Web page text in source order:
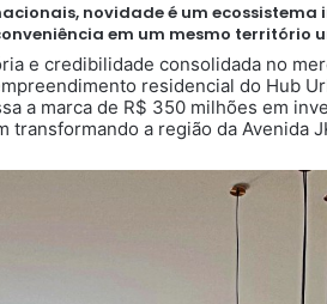
novidade é um
em um mesmo território
e credibilidade consolidada no
residencial do Hub
a marca de R$ 350 milhões em
transformando a região da Avenida